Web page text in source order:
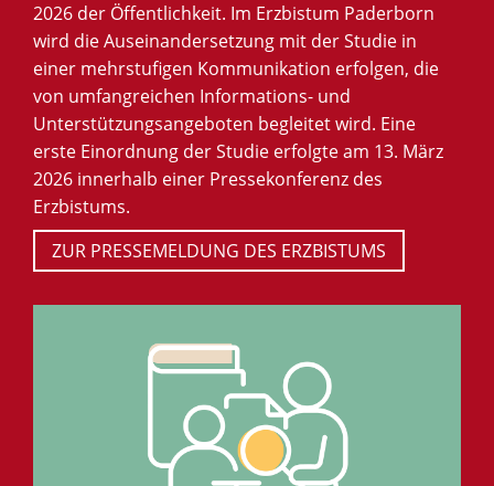
2026 der Öffentlichkeit. Im Erzbistum Paderborn
wird die Auseinandersetzung mit der Studie in
einer mehrstufigen Kommunikation erfolgen, die
von umfangreichen Informations- und
Unterstützungsangeboten begleitet wird. Eine
erste Einordnung der Studie erfolgte am 13. März
2026 innerhalb einer Pressekonferenz des
Erzbistums.
ZUR PRESSEMELDUNG DES ERZBISTUMS